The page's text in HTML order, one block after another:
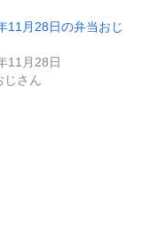
11月28日の弁当おじ
11月28日
じさん